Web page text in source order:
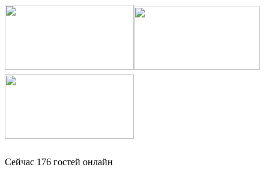
Сейчас 176 гостей онлайн